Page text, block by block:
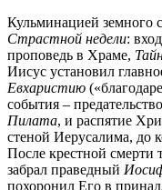
Кульминацией земного
Страстной недели:
проповедь в Храме,
Иисус установил
Евхаристию
события – предательство
Пилата, и распятие
стеной Иерусалима, до
После крестной смерти
забрал праведный
похоронил Его в